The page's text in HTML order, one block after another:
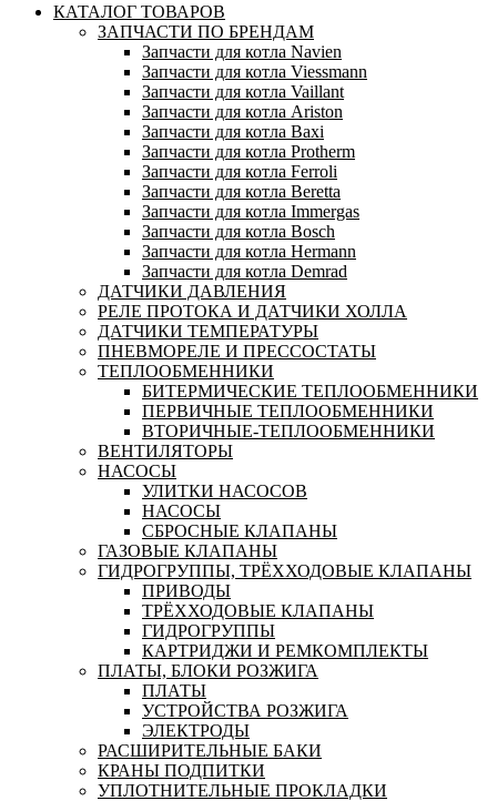
КАТАЛОГ ТОВАРОВ
ЗАПЧАСТИ ПО БРЕНДАМ
Запчасти для котла Navien
Запчасти для котла Viessmann
Запчасти для котла Vaillant
Запчасти для котла Ariston
Запчасти для котла Baxi
Запчасти для котла Protherm
Запчасти для котла Ferroli
Запчасти для котла Beretta
Запчасти для котла Immergas
Запчасти для котла Bosch
Запчасти для котла Hermann
Запчасти для котла Demrad
ДАТЧИКИ ДАВЛЕНИЯ
РЕЛЕ ПРОТОКА И ДАТЧИКИ ХОЛЛА
ДАТЧИКИ ТЕМПЕРАТУРЫ
ПНЕВМОРЕЛЕ И ПРЕССОСТАТЫ
ТЕПЛООБМЕННИКИ
БИТЕРМИЧЕСКИЕ ТЕПЛООБМЕННИКИ
ПЕРВИЧНЫЕ ТЕПЛООБМЕННИКИ
ВТОРИЧНЫЕ-ТЕПЛООБМЕННИКИ
ВЕНТИЛЯТОРЫ
НАСОСЫ
УЛИТКИ НАСОСОВ
НАСОСЫ
СБРОСНЫЕ КЛАПАНЫ
ГАЗОВЫЕ КЛАПАНЫ
ГИДРОГРУППЫ, ТРЁХХОДОВЫЕ КЛАПАНЫ
ПРИВОДЫ
ТРЁХХОДОВЫЕ КЛАПАНЫ
ГИДРОГРУППЫ
КАРТРИДЖИ И РЕМКОМПЛЕКТЫ
ПЛАТЫ, БЛОКИ РОЗЖИГА
ПЛАТЫ
УСТРОЙСТВА РОЗЖИГА
ЭЛЕКТРОДЫ
РАСШИРИТЕЛЬНЫЕ БАКИ
КРАНЫ ПОДПИТКИ
УПЛОТНИТЕЛЬНЫЕ ПРОКЛАДКИ